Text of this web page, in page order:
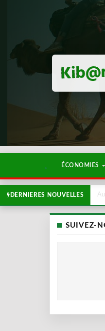
ÉCONOMIES
DERNIERES NOUVELLES
SUIVEZ-